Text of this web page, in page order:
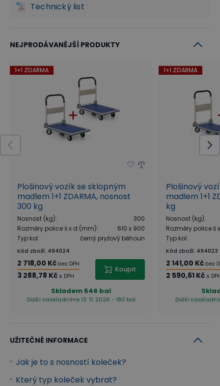
Technický list
NEJPRODÁVANĚJŠÍ PRODUKTY
1+1 ZDARMA
Plošinový vozík se sklopným
madlem 1+1 ZDARMA, nosnost
300 kg
Nosnost (kg):
300
Rozměry police š x d (mm):
610 x 900
Typ kol: černý pryžový běhoun
Kód zboží: 494024
2 718,00 Kč bez DPH
3 288,78 Kč s DPH
Koupit
Skladem 546 bal
Další naskladníme 13. 11. 2026 - 180 bal
1+1 ZDARMA
Plošinový
madlem 1+1
kg
Nosnost (kg):
Rozměry police š
Typ kol:
Kód zboží: 494023
2 141,00 Kč bez
2 590,61 Kč s
Další
UŽITEČNÉ INFORMACE
Jak je to s nosností koleček?
Který typ koleček vybrat?